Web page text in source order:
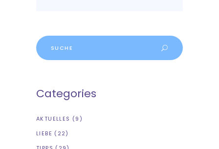
Suche
nach:
Categories
AKTUELLES (9)
LIEBE (22)